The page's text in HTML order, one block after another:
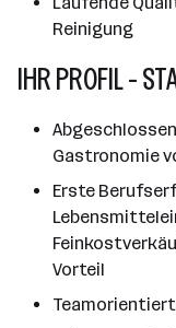
Reinigung
IHR PROFIL -
Gastronomie
Erste
Vorteil